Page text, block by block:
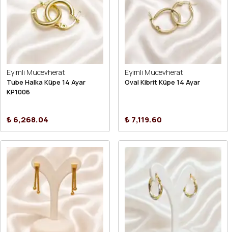
Eyimli Mucevherat
Tube Halka Küpe 14 Ayar
KP1006
₺ 6,268.04
Eyimli Mucevherat
Oval Kibrit Küpe 14 Ayar
₺ 7,119.60